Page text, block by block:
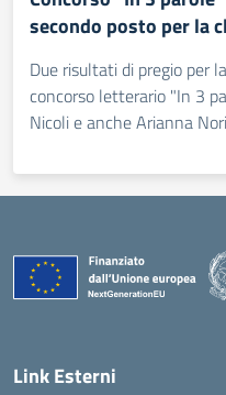
secondo posto per la
Due risultati di pregio per
concorso letterario "In 3
Nicoli e anche Arianna
Link Esterni